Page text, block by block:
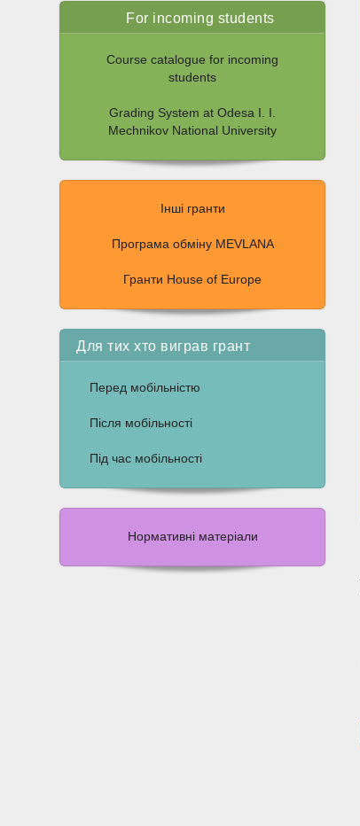
For incoming students
Course catalogue for incoming
students
Grading System at Odesa I. I.
Mechnikov National University
Інші гранти
Програма обміну MEVLANA
Гранти House of Europe
Для тих хто виграв грант
Перед мобільністю
Після мобільності
Під час мобільності
Нормативні матеріали